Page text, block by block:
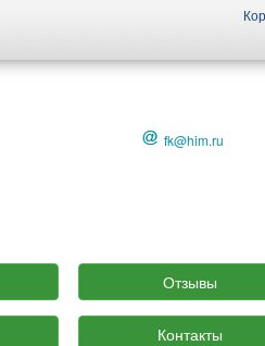
fk@him.ru
Отзывы
Контакты